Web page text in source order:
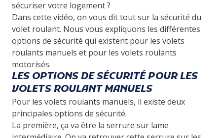
sécuriser votre logement ?
Dans cette vidéo, on vous dit tout sur la sécurité du
volet roulant. Nous vous expliquons les différentes
options de sécurité qui existent pour les volets
roulants manuels et pour les volets roulants
motorisés.
LES OPTIONS DE SÉCURITÉ POUR LES
VOLETS ROULANT MANUELS
Pour les volets roulants manuels, il existe deux
principales options de sécurité.
La première, ça va être la serrure sur lame